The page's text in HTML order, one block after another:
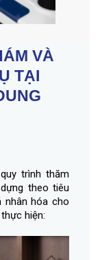
VÀ
TẠI
trình thăm
theo tiêu
nhân hóa cho
hiện: